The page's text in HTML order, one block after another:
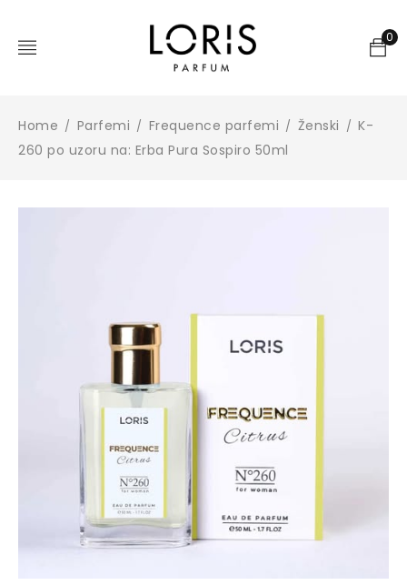
0
Home / Parfemi / Frequence parfemi / Ženski / K-
260 po uzoru na: Erba Pura Sospiro 50ml